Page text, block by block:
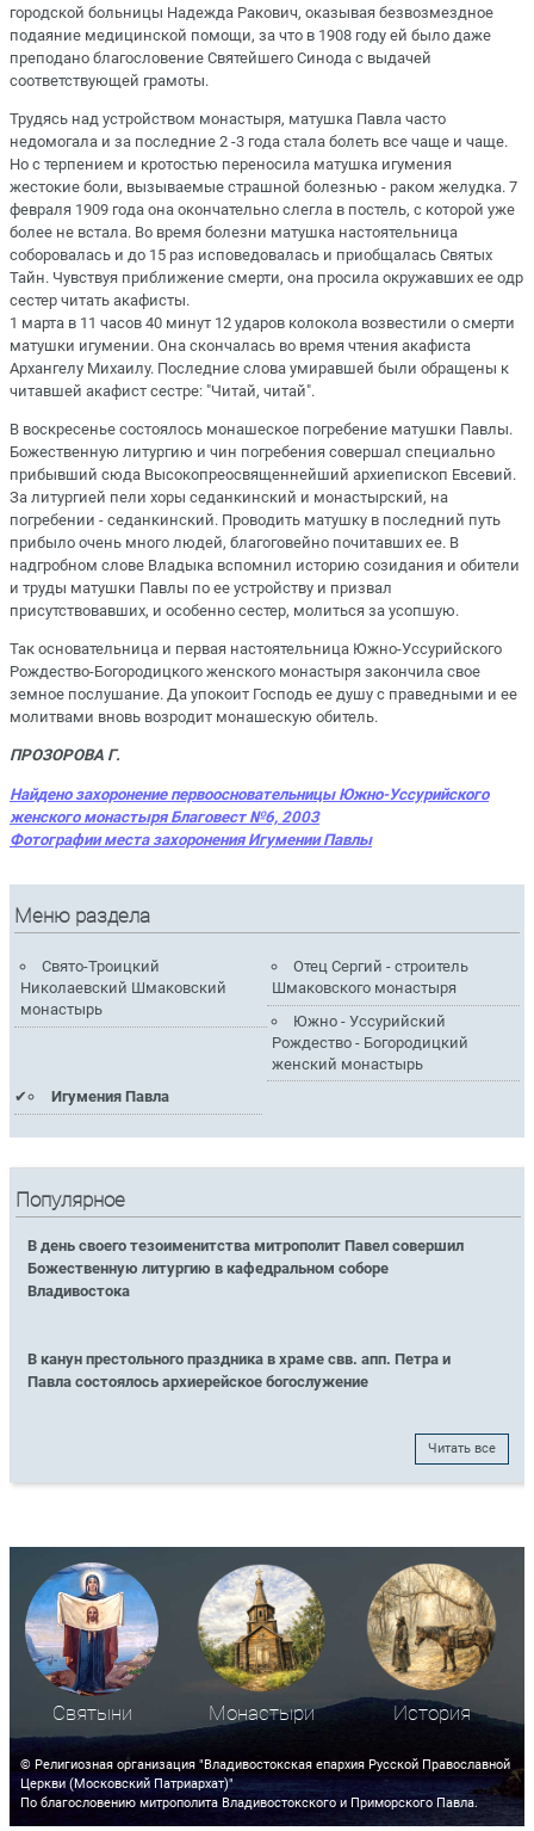
городской больницы Надежда Ракович, оказывая безвозмездное
подаяние медицинской помощи, за что в 1908 году ей было даже
преподано благословение Святейшего Синода с выдачей
соответствующей грамоты.
Трудясь над устройством монастыря, матушка Павла часто
недомогала и за последние 2 -3 года стала болеть все чаще и чаще.
Но с терпением и кротостью переносила матушка игумения
жестокие боли, вызываемые страшной болезнью - раком желудка. 7
февраля 1909 года она окончательно слегла в постель, с которой уже
более не встала. Во время болезни матушка настоятельница
соборовалась и до 15 раз исповедовалась и приобщалась Святых
Тайн. Чувствуя приближение смерти, она просила окружавших ее одр
сестер читать акафисты.
1 марта в 11 часов 40 минут 12 ударов колокола возвестили о смерти
матушки игумении. Она скончалась во время чтения акафиста
Архангелу Михаилу. Последние слова умиравшей были обращены к
читавшей акафист сестре: "Читай, читай".
В воскресенье состоялось монашеское погребение матушки Павлы.
Божественную литургию и чин погребения совершал специально
прибывший сюда Высокопреосвященнейший архиепископ Евсевий.
За литургией пели хоры седанкинский и монастырский, на
погребении - седанкинский. Проводить матушку в последний путь
прибыло очень много людей, благоговейно почитавших ее. В
надгробном слове Владыка вспомнил историю созидания и обители
и труды матушки Павлы по ее устройству и призвал
присутствовавших, и особенно сестер, молиться за усопшую.
Так основательница и первая настоятельница Южно-Уссурийского
Рождество-Богородицкого женского монастыря закончила свое
земное послушание. Да упокоит Господь ее душу с праведными и ее
молитвами вновь возродит монашескую обитель.
ПРОЗОРОВА Г.
Найдено захоронение первоосновательницы Южно-Уссурийского
женского монастыря Благовест №6, 2003
Фотографии места захоронения Игумении Павлы
Меню раздела
Свято-Троицкий
Николаевский Шмаковский
монастырь
Отец Сергий - строитель
Шмаковского монастыря
Южно - Уссурийский
Рождество - Богородицкий
женский монастырь
Игумения Павла
Популярное
В день своего тезоименитства митрополит Павел совершил
Божественную литургию в кафедральном соборе
Владивостока
В канун престольного праздника в храме свв. апп. Петра и
Павла состоялось архиерейское богослужение
Читать все
Святыни Монастыри История
© Религиозная организация "Владивостокская епархия Русской Православной
Церкви (Московский Патриархат)"
По благословению митрополита Владивостокского и Приморского Павла.